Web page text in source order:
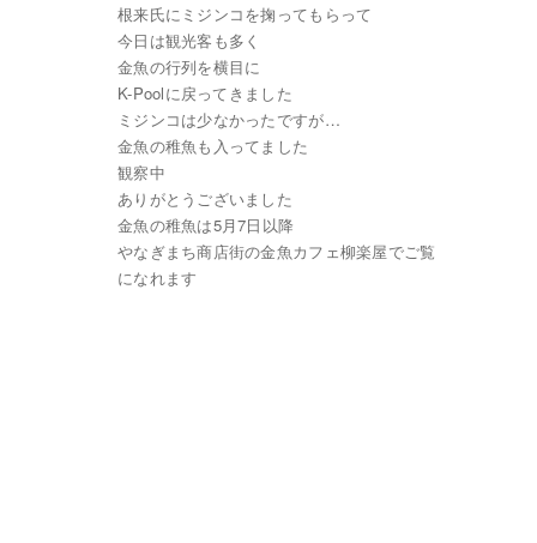
根来氏にミジンコを掬ってもらって
今日は観光客も多く
金魚の行列を横目に
K-Poolに戻ってきました
ミジンコは少なかったですが…
金魚の稚魚も入ってました
観察中
ありがとうございました
金魚の稚魚は5月7日以降
やなぎまち商店街の金魚カフェ柳楽屋でご覧
になれます